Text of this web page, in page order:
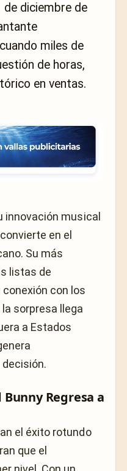
de diciembre de
miles de
de horas,
en ventas.
innovación musical
en el
Su más
listas de
con los
sorpresa llega
a Estados
Regresa a
el éxito rotundo
que el